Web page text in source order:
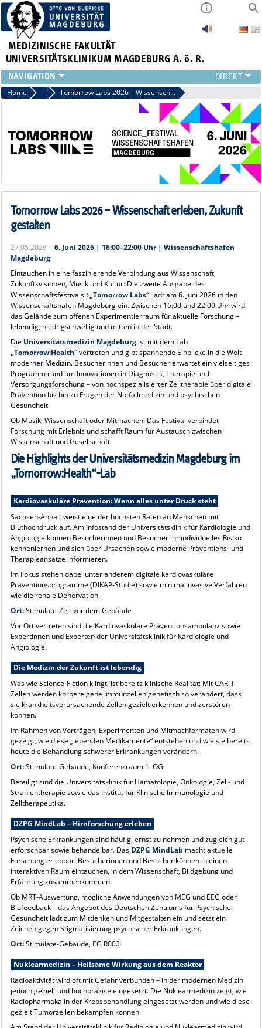
MEDIZINISCHE FAKULTÄT
UNIVERSITÄTSKLINIKUM MAGDEBURG A. ö. R.
INSTITUTE
KLINIKEN
FORSCHUNG
PRESSE
INTRANET
Home News Tomorrow Labs 2026 – Wissenschaft erleben, Zukunft gestalten
Tomorrow Labs 2026 – Wissenschaft erleben, Zukunft
gestalten
27.05.2026 - 6. Juni 2026 | 16:00–22:00 Uhr | Wissenschaftshafen
Magdeburg
Eintauchen in eine faszinierende Verbindung aus Wissenschaft,
Zukunftsvisionen, Musik und Kultur: Die zweite Ausgabe des
Wissenschaftsfestivals „Tomorrow Labs“ lädt am 6. Juni 2026 in den
Wissenschaftshafen Magdeburg ein. Zwischen 16:00 und 22:00 Uhr wird
das Gelände zum offenen Experimentierraum für aktuelle Forschung –
lebendig, niedrigschwellig und mitten in der Stadt.
Die Universitätsmedizin Magdeburgist mit dem Lab
„Tomorrow:Health“vertreten und gibt spannende Einblicke in die Welt
moderner Medizin. Besucherinnen und Besucher erwartet ein vielseitiges
Programm rund um Innovationen in Diagnostik, Therapie und
Versorgungsforschung – von hochspezialisierter Zelltherapie über digitale
Prävention bis hin zu Fragen der Notfallmedizin und psychischen
Gesundheit.
Ob Musik, Wissenschaft oder Mitmachen: Das Festival verbindet
Forschung mit Erlebnis und schafft Raum für Austausch zwischen
Wissenschaft und Gesellschaft.
Die Highlights der Universitätsmedizin Magdeburg im
„Tomorrow:Health“-Lab
Kardiovaskuläre Prävention: Wenn alles unter Druck steht
Sachsen-Anhalt weist eine der höchsten Raten an Menschen mit
Bluthochdruck auf. Am Infostand der Universitätsklinik für Kardiologie und
Angiologie können Besucherinnen und Besucher ihr individuelles Risiko
kennenlernen und sich über Ursachen sowie moderne Präventions- und
Therapieansätze informieren.
Im Fokus stehen dabei unter anderem digitale kardiovaskuläre
Präventionsprogramme (DIKAP-Studie) sowie minimalinvasive Verfahren
wie die renale Denervation.
Ort:Stimulate-Zelt vor dem Gebäude
Vor Ort vertreten sind die Kardiovaskuläre Präventionsambulanz sowie
Expertinnen und Experten der Universitätsklinik für Kardiologie und
Angiologie.
Die Medizin der Zukunft ist lebendig
Was wie Science-Fiction klingt, ist bereits klinische Realität: Mit CAR-T-
Zellen werden körpereigene Immunzellen genetisch so verändert, dass
sie krankheitsverursachende Zellen gezielt erkennen und zerstören
können.
Im Rahmen von Vorträgen, Experimenten und Mitmachformaten wird
gezeigt, wie diese „lebenden Medikamente“ entstehen und wie sie bereits
heute die Behandlung schwerer Erkrankungen verändern.
Ort:Stimulate-Gebäude, Konferenzraum 1. OG
Beteiligt sind die Universitätsklinik für Hämatologie, Onkologie, Zell- und
Strahlentherapie sowie das Institut für Klinische Immunologie und
Zelltherapeutika.
DZPG MindLab – Hirnforschung erleben
Psychische Erkrankungen sind häufig, ernst zu nehmen und zugleich gut
erforschbar sowie behandelbar. Das DZPG MindLab macht aktuelle
Forschung erlebbar: Besucherinnen und Besucher können in einen
interaktiven Raum eintauchen, in dem Wissenschaft, Bildgebung und
Erfahrung zusammenkommen.
Ob MRT-Auswertung, mögliche Anwendungen von MEG und EEG oder
Biofeedback – das Angebot des Deutschen Zentrums für Psychische
Gesundheit lädt zum Mitdenken und Mitgestalten ein und setzt ein
Zeichen gegen Stigmatisierung psychischer Erkrankungen.
Ort:Stimulate-Gebäude, EG R002
Nuklearmedizin – Heilsame Wirkung aus dem Reaktor
Radioaktivität wird oft mit Gefahr verbunden – in der modernen Medizin
jedoch gezielt und hochpräzise eingesetzt. Die Nuklearmedizin zeigt, wie
Radiopharmaka in der Krebsbehandlung eingesetzt werden und wie diese
gezielt Tumorzellen bekämpfen können.